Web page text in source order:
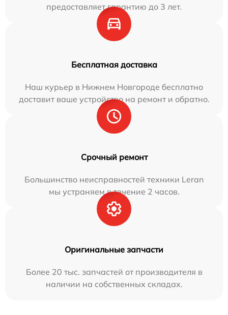
предоставляет гарантию до 3 лет.
Бесплатная доставка
Наш курьер в Нижнем Новгороде бесплатно
доставит ваше устройство на ремонт и обратно.
Срочный ремонт
Большинство неисправностей техники Leran
мы устраняем в течение 2 часов.
Оригинальные запчасти
Более 20 тыс. запчастей от производителя в
наличии на собственных складах.